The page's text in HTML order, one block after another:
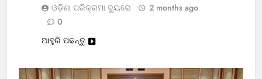
ଓଡ଼ିଶା ପରିକ୍ରମା ବ୍ୟୁରୋ
2 months ago
0
ଆହୁରି ପଢନ୍ତୁ